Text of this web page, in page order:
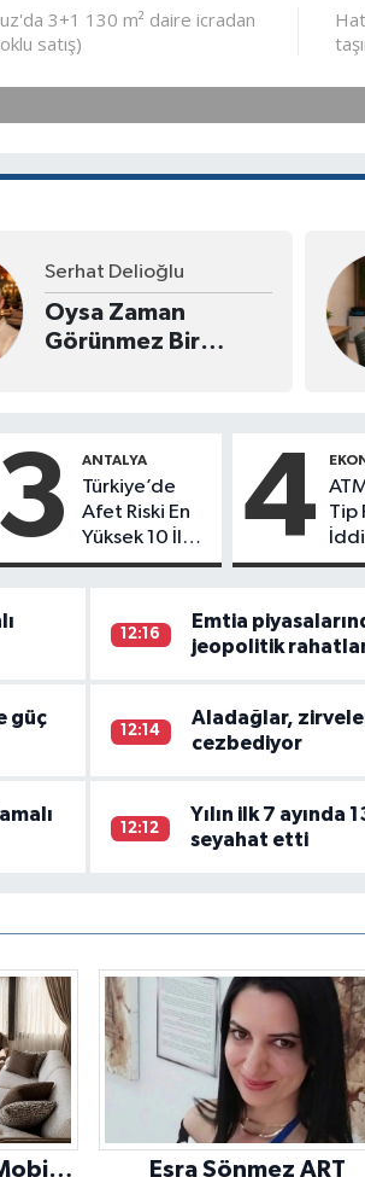
Serhat Delioğlu
Oysa Zaman
Görünmez Bir
3 ANTALYA
Türkiye’de
Afet Riski En
Yüksek 10 İl
İçinde Hatay
4
Tip
12:16
Emtia
jeopolitik
güç
12:14
Aladağlar,
cezbediyor
12:12
Yılın ilk 7
seyahat etti
Menken Kardeşler Mobilya Esra Sönmez ART